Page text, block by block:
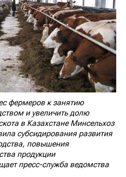
фермеров к занятию
и увеличить долю
в Казахстане Минсельхоз
субсидирования развития
повышения
продукции
пресс-служба ведомства